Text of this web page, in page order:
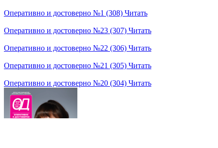
Оперативно и достоверно №1 (308) Читать
Оперативно и достоверно №23 (307) Читать
Оперативно и достоверно №22 (306) Читать
Оперативно и достоверно №21 (305) Читать
Оперативно и достоверно №20 (304) Читать